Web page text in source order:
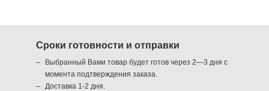
Сроки готовности и отправки
Выбранный Вами товар будет готов через 2—3 дня с
момента подтверждения заказа.
Доставка 1-2 дня.